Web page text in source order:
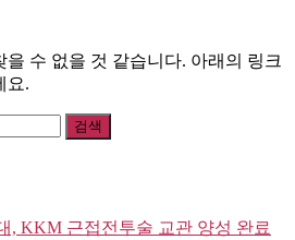
수 없을 것 같습니다. 아래의 링크
요.
, KKM 근접전투술 교관 양성 완료